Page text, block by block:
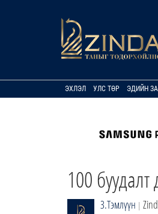
ЭХЛЭЛ УЛС ТӨР ЭДИЙН
100
З.Тэмлүүн |